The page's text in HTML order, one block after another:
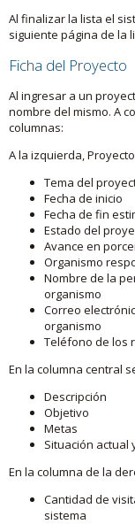
Al finalizar la lista el
siguiente página de la
Ficha del Proyecto
Al ingresar a un
nombre del mismo. A
columnas:
A la izquierda,
Tema del
Fecha de inicio
Fecha de fin
Estado del
Avance en
Organismo
Nombre de la
organismo
Correo
organismo
Teléfono de los
En la columna central
Descripción
Objetivo
Metas
Situación actual
En la columna de la
Cantidad de
sistema